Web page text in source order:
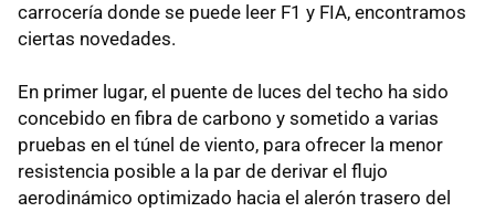
carrocería donde se puede leer F1 y FIA, encontramos
ciertas novedades.
En primer lugar, el puente de luces del techo ha sido
concebido en fibra de carbono y sometido a varias
pruebas en el túnel de viento, para ofrecer la menor
resistencia posible a la par de derivar el flujo
aerodinámico optimizado hacia el alerón trasero del